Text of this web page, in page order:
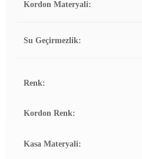
Kordon Materyali:
Su Geçirmezlik:
Renk:
Kordon Renk:
Kasa Materyali: